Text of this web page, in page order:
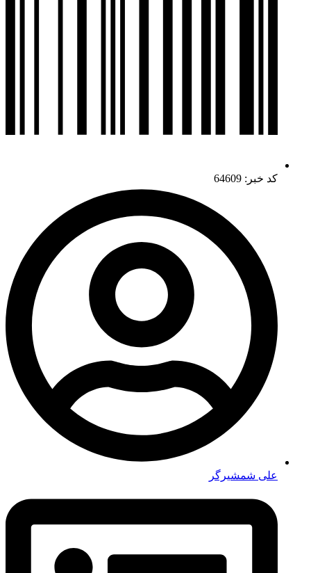
کد خبر: 64609
علی شمشیرگر